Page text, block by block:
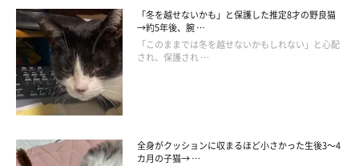
「冬を越せないかも」と保護した推定8才の野良猫
→約5年後、腕 …
「このままでは冬を越せないかもしれない」と心配
され、保護され …
全身がクッションに収まるほど小さかった生後3～4
カ月の子猫→ …